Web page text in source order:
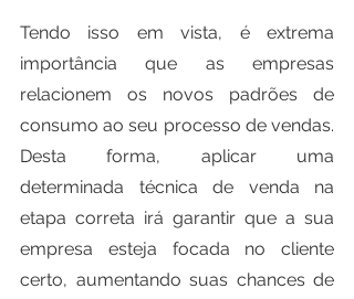
Tendo isso em vista, é extrema
importância que as empresas
relacionem os novos padrões de
consumo ao seu processo de vendas.
Desta forma, aplicar uma
determinada técnica de venda na
etapa correta irá garantir que a sua
empresa esteja focada no cliente
certo, aumentando suas chances de